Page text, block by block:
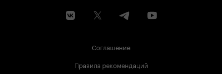
Соглашение
Правила рекомендаций